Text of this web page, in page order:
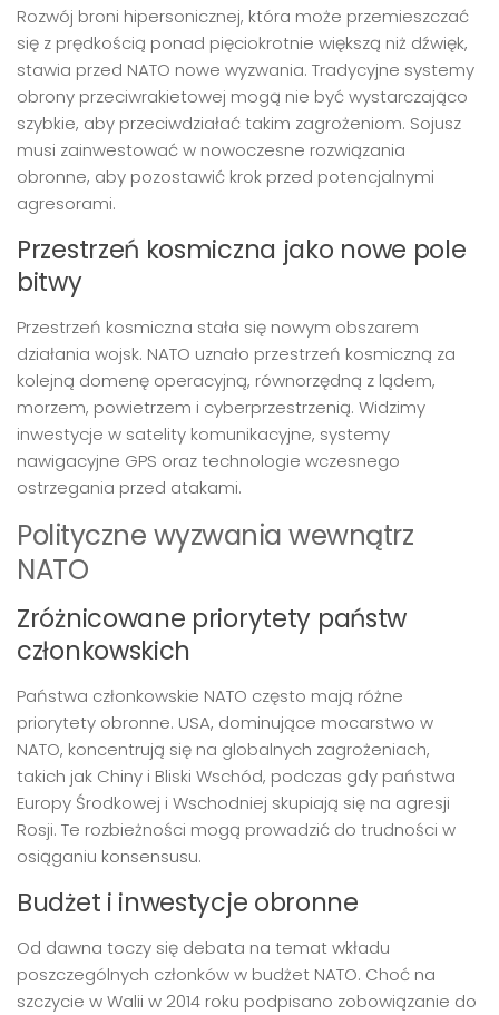
Rozwój broni hipersonicznej, która może przemieszczać
się z prędkością ponad pięciokrotnie większą niż dźwięk,
stawia przed NATO nowe wyzwania. Tradycyjne systemy
obrony przeciwrakietowej mogą nie być wystarczająco
szybkie, aby przeciwdziałać takim zagrożeniom. Sojusz
musi zainwestować w nowoczesne rozwiązania
obronne, aby pozostawić krok przed potencjalnymi
agresorami.
Przestrzeń kosmiczna jako nowe pole
bitwy
Przestrzeń kosmiczna stała się nowym obszarem
działania wojsk. NATO uznało przestrzeń kosmiczną za
kolejną domenę operacyjną, równorzędną z lądem,
morzem, powietrzem i cyberprzestrzenią. Widzimy
inwestycje w satelity komunikacyjne, systemy
nawigacyjne GPS oraz technologie wczesnego
ostrzegania przed atakami.
Polityczne wyzwania wewnątrz
NATO
Zróżnicowane priorytety państw
członkowskich
Państwa członkowskie NATO często mają różne
priorytety obronne. USA, dominujące mocarstwo w
NATO, koncentrują się na globalnych zagrożeniach,
takich jak Chiny i Bliski Wschód, podczas gdy państwa
Europy Środkowej i Wschodniej skupiają się na agresji
Rosji. Te rozbieżności mogą prowadzić do trudności w
osiąganiu konsensusu.
Budżet i inwestycje obronne
Od dawna toczy się debata na temat wkładu
poszczególnych członków w budżet NATO. Choć na
szczycie w Walii w 2014 roku podpisano zobowiązanie do